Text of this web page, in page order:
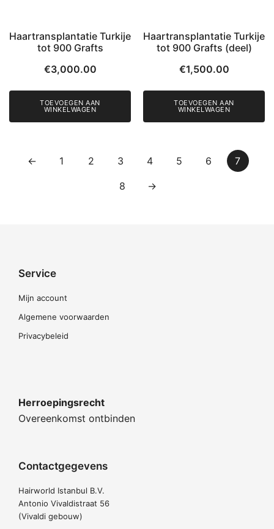
Haartransplantatie Turkije
tot 900 Grafts
€3,000.00
TOEVOEGEN AAN
WINKELWAGEN
Haartransplantatie Turkije
tot 900 Grafts (deel)
€1,500.00
TOEVOEGEN AAN
WINKELWAGEN
← 1 2 3 4 5 6 7
8 →
Service
Mijn account
Algemene voorwaarden
Privacybeleid
Herroepingsrecht
Overeenkomst ontbinden
Contactgegevens
Hairworld Istanbul B.V.
Antonio Vivaldistraat 56
(Vivaldi gebouw)